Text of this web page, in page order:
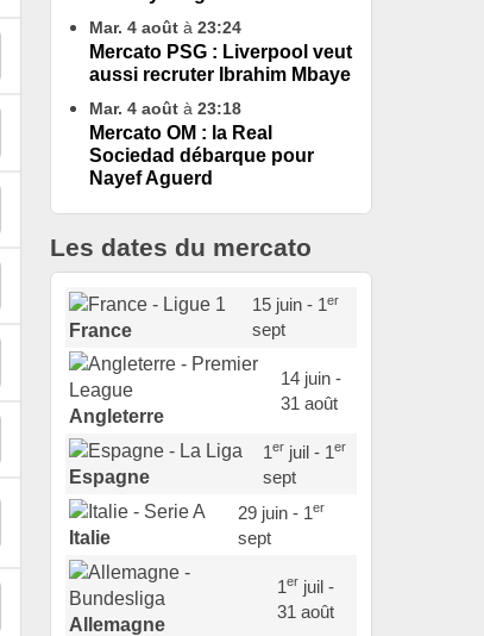
Mar. 4 août à 23:24
Mercato PSG : Liverpool veut
aussi recruter Ibrahim Mbaye
Mar. 4 août à 23:18
Mercato OM : la Real
Sociedad débarque pour
Nayef Aguerd
Les dates du mercato
France
15 juin - 1er
sept
Angleterre
14 juin -
31 août
Espagne
1erjuil - 1er
sept
Italie
29 juin - 1er
sept
Allemagne
1erjuil -
31 août